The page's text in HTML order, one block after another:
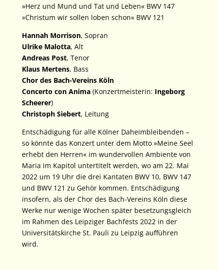
»Herz und Mund und Tat und Leben« BWV 147
»Christum wir sollen loben schon« BWV 121
Hannah Morrison, Sopran
Ulrike Malotta, Alt
Andreas Post, Tenor
Klaus Mertens, Bass
Chor des Bach-Vereins Köln
Concerto con Anima(Konzertmeisterin: Ingeborg
Scheerer)
Christoph Siebert, Leitung
Entschädigung für alle Kölner Daheimbleibenden –
so könnte das Konzert unter dem Motto »Meine Seel
erhebt den Herren« im wundervollen Ambiente von
Maria im Kapitol untertitelt werden, wo am 22. Mai
2022 um 19 Uhr die drei Kantaten BWV 10, BWV 147
und BWV 121 zu Gehör kommen. Entschädigung
insofern, als der Chor des Bach-Vereins Köln diese
Werke nur wenige Wochen später besetzungsgleich
im Rahmen des Leipziger Bachfests 2022 in der
Universitätskirche St. Pauli zu Leipzig aufführen
wird.